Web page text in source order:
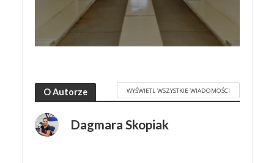
O Autorze WYŚWIETL WSZYSTKIE WIADOMOŚCI
Dagmara Skopiak